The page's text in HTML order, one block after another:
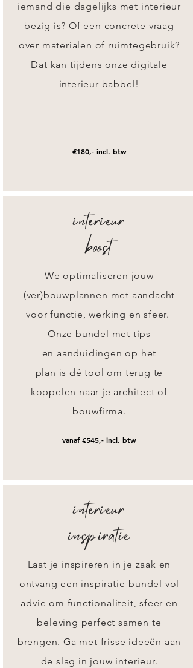
iemand die dagelijks met interieur
bezig is? Of een concrete vraag
over materialen of ruimtegebruik?
Dat kan tijdens onze digitale
interieur babbel!
€180,- incl. btw
interieur
boost
We optimaliseren jouw
(ver)bouwplannen met aandacht
voorfunctie, werking en sfeer.
Onze bundel met tips
en aanduidingen op het
plan is dé tool om terug te
koppelen naar je architect of
bouwfirma.
vanaf €545,- incl. btw
interieur
inspiratie
Laat je inspireren in je zaak en
ontvang een inspiratie-bundel vol
advie om functionaliteit, sfeer en
beleving perfect samen te
brengen. Ga met frisse ideeën aan
de slag in jouw interieur.